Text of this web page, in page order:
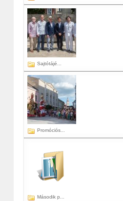
Sajtótájé...
Promóciós...
Második p...